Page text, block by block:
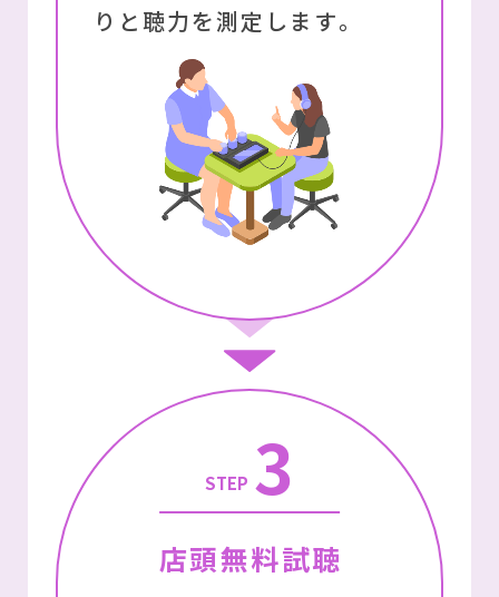
りと聴⼒を測定します。
STEP 3
店頭無料試聴